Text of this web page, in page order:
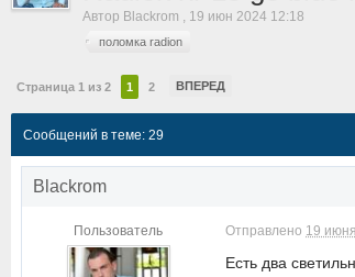
Автор Blackrom , 19 июн 2024 12:18
поломка radion
Страница 1 из 2 1 2 ВПЕРЕД
Сообщений в теме: 29
Blackrom
Пользователь Отправлено 19
Есть два